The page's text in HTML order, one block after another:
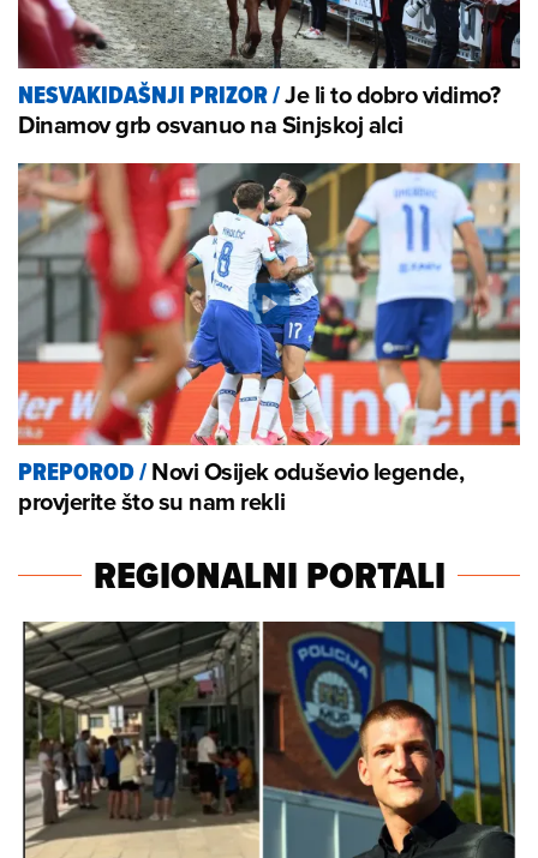
NESVAKIDAŠNJI PRIZOR/Je li to dobro vidimo?
Dinamov grb osvanuo na Sinjskoj alci
PREPOROD/Novi Osijek oduševio legende,
provjerite što su nam rekli
REGIONALNI PORTALI